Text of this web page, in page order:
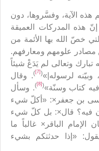
هذه الآية، وفسَّروها، دون
هذه المدركات العميقة
خصّ الله بها الأئمة من
مصادر علومهم ومعارفهم.
تبارك وتعالى لم يَدَعْ شيئاً
وبيّنه لرسوله|»(
[7]
). وقال
كتاب وسنّة»(
[8]
). وسأل
بن جعفر×: «أكلّ شيء
فيه؟ قال×: بل كلّ شيء
الإمام الباقر× غالباً ما
«إذا حدثتكم بشيء